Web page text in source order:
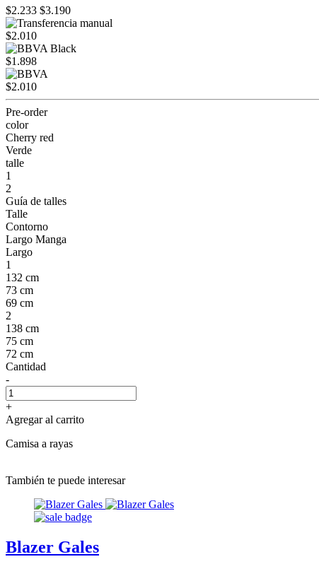
$2.233 $3.190
$2.010
$1.898
$2.010
Pre-order
color
Cherry red
Verde
talle
1
2
Guía de talles
Talle
Contorno
Largo Manga
Largo
1
132 cm
73 cm
69 cm
2
138 cm
75 cm
72 cm
Cantidad
-
+
Agregar al carrito
Camisa a rayas
También te puede interesar
Blazer Gales